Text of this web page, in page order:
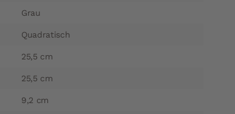
Grau
Quadratisch
25,5 cm
25,5 cm
9,2 cm